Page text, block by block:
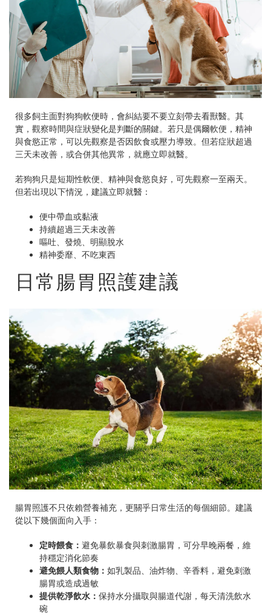
很多飼主面對狗狗軟便時，會糾結要不要立刻帶去看獸醫。其
實，觀察時間與症狀變化是判斷的關鍵。若只是偶爾軟便，精神
與食慾正常，可以先觀察是否因飲食或壓力導致。但若症狀超過
三天未改善，或合併其他異常，就應立即就醫。
若狗狗只是短期性軟便、精神與食慾良好，可先觀察一至兩天。
但若出現以下情況，建議立即就醫：
便中帶血或黏液
持續超過三天未改善
嘔吐、發燒、明顯脫水
精神委靡、不吃東西
日常腸胃照護建議
腸胃照護不只依賴營養補充，更關乎日常生活的每個細節。建議
從以下幾個面向入手：
定時餵食： 避免暴飲暴食與刺激腸胃，可分早晚兩餐，維
持穩定消化節奏
避免餵人類食物： 如乳製品、油炸物、辛香料，避免刺激
腸胃或造成過敏
提供乾淨飲水： 保持水分攝取與腸道代謝，每天清洗飲水
碗